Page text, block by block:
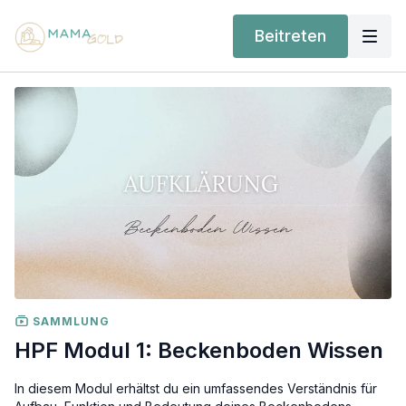
Beitreten
SAMMLUNG
HPF Modul 1: Beckenboden Wissen
In diesem Modul erhältst du ein umfassendes Verständnis für